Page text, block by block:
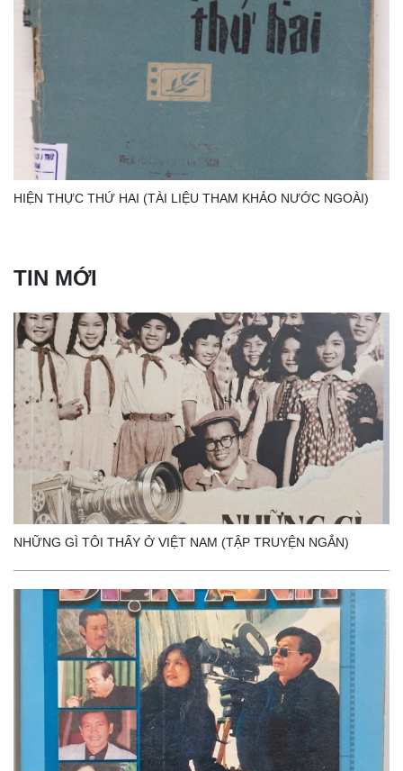
HIỆN THỰC THỨ HAI (TÀI LIỆU THAM KHẢO NƯỚC NGOÀI)
TIN MỚI
NHỮNG GÌ TÔI THẤY Ở VIỆT NAM (TẬP TRUYỆN NGẮN)